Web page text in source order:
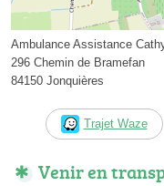
Ambulance Assistance
296 Chemin de Bramefan
84150 Jonquières
Trajet Waze
Venir en